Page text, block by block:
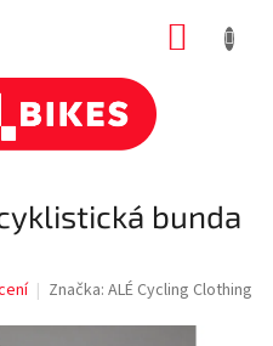
bunda
Značka: ALÉ Cycling Clothing